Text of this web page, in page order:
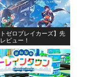
トゼロブレイカーズ】先
ビュー！